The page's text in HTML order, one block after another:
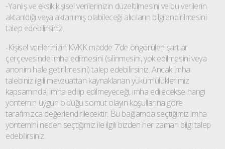
-Yanlış ve eksik kişisel verilerinizin düzeltilmesini ve bu verilerin
aktarıldığı veya aktarılmış olabileceği alıcıların bilgilendirilmesini
talep edebilirsiniz.
-Kişisel verilerinizin KVKK madde 7’de öngörülen şartlar
çerçevesinde imha edilmesini (silinmesini, yok edilmesini veya
anonim hale getirilmesini) talep edebilirsiniz. Ancak imha
talebiniz ilgili mevzuattan kaynaklanan yükümlülüklerimiz
kapsamında, imha edilip edilmeyeceği, imha edilecekse hangi
yöntemin uygun olduğu somut olayın koşullarına göre
tarafımızca değerlendirilecektir. Bu bağlamda seçtiğimiz imha
yöntemini neden seçtiğimiz ile ilgili bizden her zaman bilgi talep
edebilirsiniz.